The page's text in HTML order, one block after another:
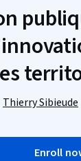
Thierry Sibieude
Enroll